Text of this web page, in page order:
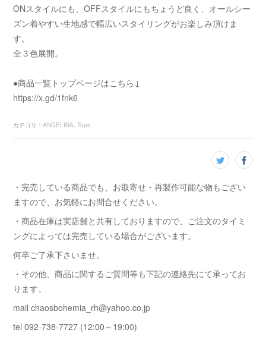
ONスタイルにも、OFFスタイルにもちょうど良く、オールシー
ズン着やすい生地感で幅広いスタイリングがお楽しみ頂けま
す。
全３色展開。
●商品一覧トップページはこちら↓
https://x.gd/1fnk6
カテゴリ ：ANGELINA Tops
・完売している商品でも、お取寄せ・再製作可能な物もござい
ますので、お気軽にお問合せください。
・商品在庫は実店舗と共有しておりますので、ご注文のタイミ
ングによっては完売している場合がございます。
何卒ご了承下さいませ。
・その他、商品に関するご質問等も下記の連絡先にて承ってお
ります。
mail chaosbohemia_rh@yahoo.co.jp
tel 092-738-7727 (12:00～19:00)